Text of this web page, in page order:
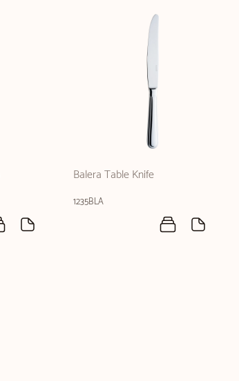
Balera Table Knife
1235BLA